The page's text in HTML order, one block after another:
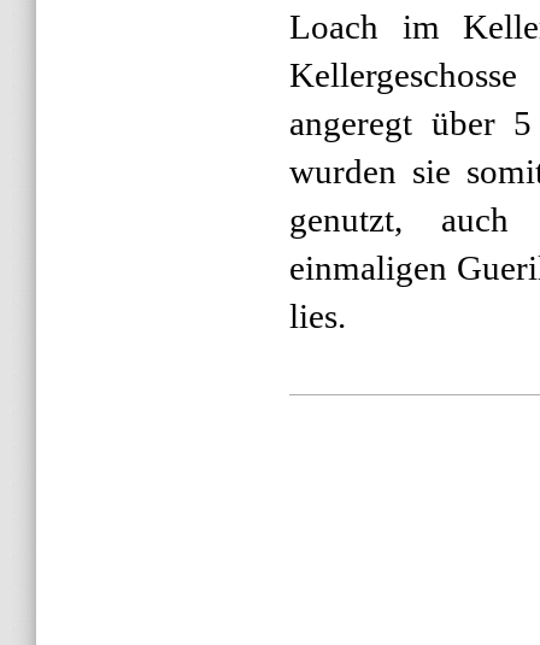
Loach im
angeregt über
wurden sie
genutzt,
einmaligen
lies.